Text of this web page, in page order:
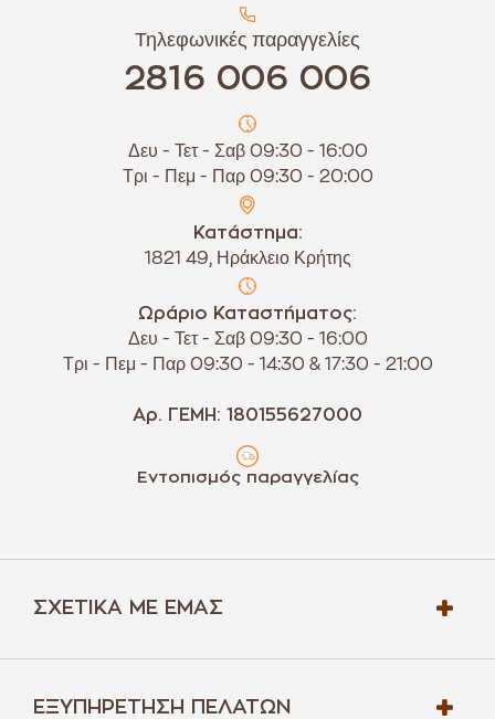
Τηλεφωνικές παραγγελίες
2816 006 006
Δευ - Τετ - Σαβ 09:30 - 16:00
Τρι - Πεμ - Παρ 09:30 - 20:00
Κατάστημα:
1821 49, Ηράκλειο Κρήτης
Ωράριο Καταστήματος:
Δευ - Τετ - Σαβ 09:30 - 16:00
Τρι - Πεμ - Παρ 09:30 - 14:30 & 17:30 - 21:00
Αρ. ΓΕΜΗ: 180155627000
Εντοπισμός παραγγελίας
ΣΧΕΤΙΚΆ ΜΕ ΕΜΆΣ
ΕΞΥΠΗΡΈΤΗΣΗ ΠΕΛΑΤΏΝ